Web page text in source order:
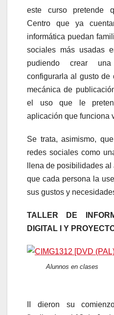
este curso pretende
Centro que ya
informática puedan
sociales más usadas
pudiendo crear
configurarla al gusto de
mecánica de
el uso que le
aplicación que funciona
Se trata, asimismo,
redes sociales como
llena de posibilidades
que cada persona la
sus gustos y
TALLER DE
DIGITAL I Y
Alunnos en clases
II dieron su